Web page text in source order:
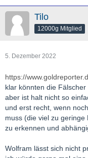
Tilo
12000g Mitglied
5. Dezember 2022
https://
klar könnten die
aber ist halt nicht so
und erst recht, wenn
muss (die viel zu geringe
zu erkennen und
Wolfram lässt sich nicht